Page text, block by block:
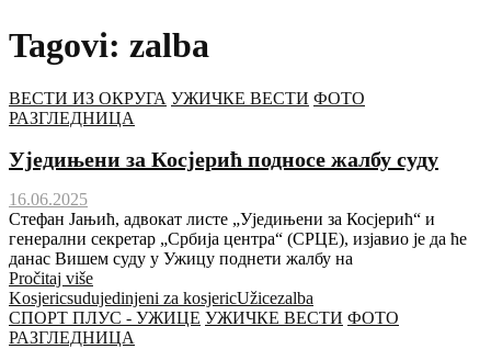
Tagovi: zalba
ВЕСТИ ИЗ ОКРУГА УЖИЧКЕ ВЕСТИ ФОТО
РАЗГЛЕДНИЦА
Уједињени за Косјерић подносе жалбу суду
16.06.2025
Стефан Јањић, адвокат листе „Уједињени за Косјерић“ и
генерални секретар „Србија центра“ (СРЦЕ), изјавио је да ће
данас Вишем суду у Ужицу поднети жалбу на
Pročitaj više
Kosjericsudujedinjeni za kosjericUžicezalba
СПОРТ ПЛУС - УЖИЦЕ УЖИЧКЕ ВЕСТИ ФОТО
РАЗГЛЕДНИЦА